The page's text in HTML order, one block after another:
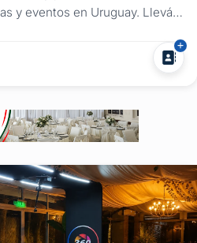
y eventos en Uruguay. Llevá a
inolvidables. En S.O.S
ideales para todo tipo de